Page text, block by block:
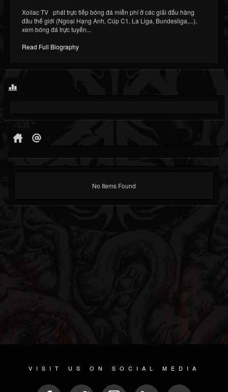
Xoilac TV phát trực tiếp bóng đá miễn phí ở các giải đấu hàng
đầu thế giới (Ngoại Hạng Anh, Cúp C1, La Liga, Bundesliga,...),
xem bóng đá trực tuyến...
Read Full Biography
No Items Found
VISIT US ON SOCIAL MEDIA